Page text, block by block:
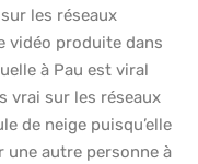
les réseaux
vidéo produite dans
à Pau est viral
vrai sur les réseaux
de neige puisqu’elle
une autre personne à